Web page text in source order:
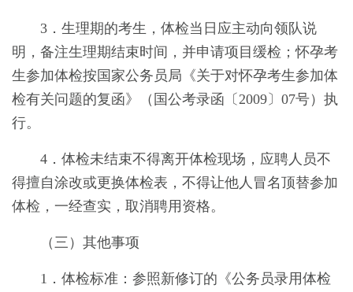
3．生理期的考生，体检当日应主动向领队说
明，备注生理期结束时间，并申请项目缓检；怀孕考
生参加体检按国家公务员局《关于对怀孕考生参加体
检有关问题的复函》（国公考录函〔2009〕07号）执
行。
4．体检未结束不得离开体检现场，应聘人员不
得擅自涂改或更换体检表，不得让他人冒名顶替参加
体检，一经查实，取消聘用资格。
（三）其他事项
1．体检标准：参照新修订的《公务员录用体检